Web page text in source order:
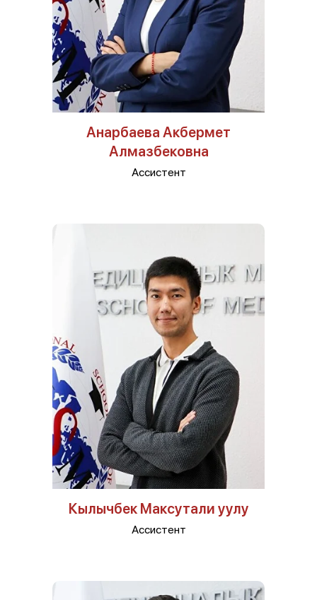
Анарбаева Акбермет
Алмазбековна
Ассистент
Кылычбек Максутали уулу
Ассистент